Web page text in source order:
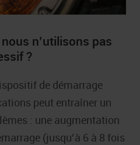
n’utilisons pas
?
de démarrage
peut entraîner un
: une augmentation
(jusqu’à 6 à 8 fois